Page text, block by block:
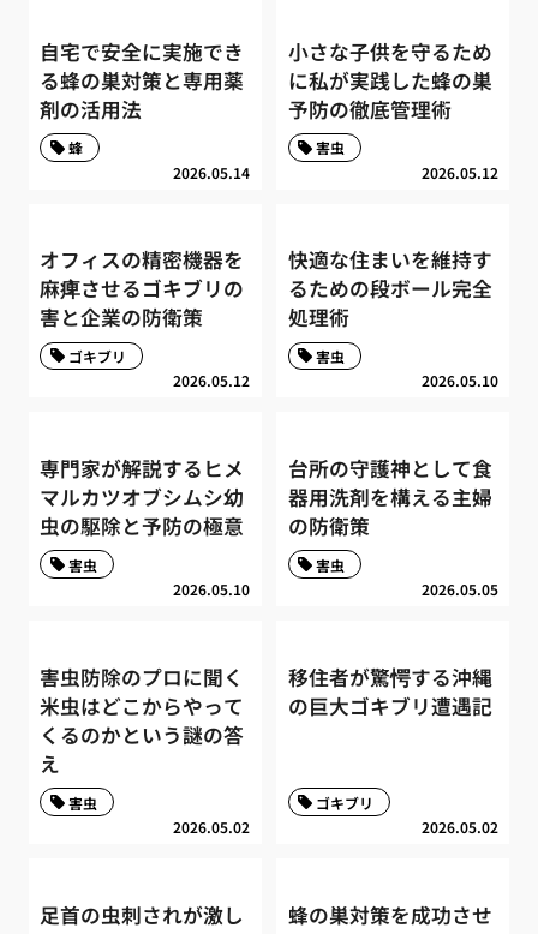
自宅で安全に実施でき
る蜂の巣対策と専用薬
剤の活用法
2026.05.14
蜂
小さな子供を守るため
に私が実践した蜂の巣
予防の徹底管理術
2026.05.12
害虫
オフィスの精密機器を
麻痺させるゴキブリの
害と企業の防衛策
2026.05.12
ゴキブリ
快適な住まいを維持す
るための段ボール完全
処理術
2026.05.10
害虫
専門家が解説するヒメ
マルカツオブシムシ幼
虫の駆除と予防の極意
2026.05.10
害虫
台所の守護神として食
器用洗剤を構える主婦
の防衛策
2026.05.05
害虫
害虫防除のプロに聞く
米虫はどこからやって
くるのかという謎の答
え
2026.05.02
害虫
移住者が驚愕する沖縄
の巨大ゴキブリ遭遇記
2026.05.02
ゴキブリ
足首の虫刺されが激し
蜂の巣対策を成功させ